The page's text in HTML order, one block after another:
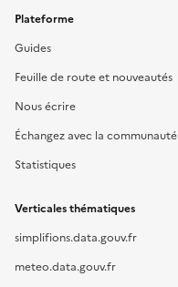
Plateforme
Guides
Feuille de route et nouveautés
Nous écrire
Échangez avec la communauté
Statistiques
Verticales thématiques
simplifions.data.gouv.fr
meteo.data.gouv.fr